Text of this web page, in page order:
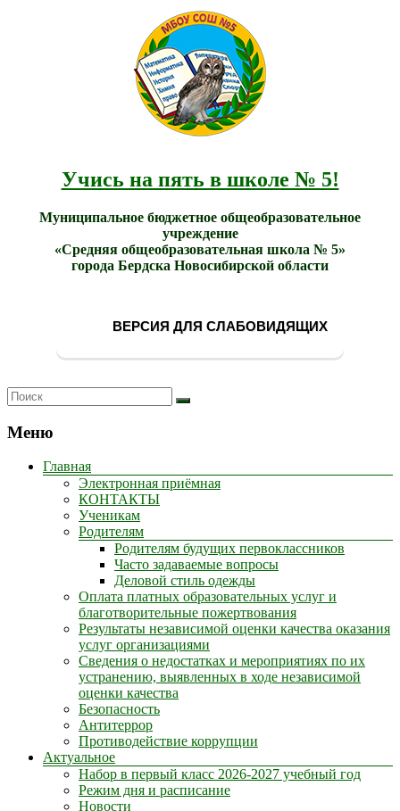
Учись на пять в школе № 5!
Муниципальное бюджетное общеобразовательное
учреждение
«Средняя общеобразовательная школа № 5»
города Бердска Новосибирской области
ВЕРСИЯ ДЛЯ СЛАБОВИДЯЩИХ
Меню
Главная
Электронная приёмная
КОНТАКТЫ
Ученикам
Родителям
Родителям будущих первоклассников
Часто задаваемые вопросы
Деловой стиль одежды
Оплата платных образовательных услуг и
благотворительные пожертвования
Результаты независимой оценки качества оказания
услуг организациями
Сведения о недостатках и мероприятиях по их
устранению, выявленных в ходе независимой
оценки качества
Безопасность
Антитеррор
Противодействие коррупции
Актуальное
Набор в первый класс 2026-2027 учебный год
Режим дня и расписание
Новости